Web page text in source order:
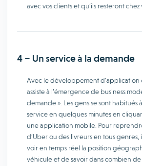
avec vos clients et qu’ils resteront chez
4 – Un service à la demande
Avec le développement d’application
assiste à l’émergence de business
demande ». Les gens se sont habitués
service en quelques minutes en
une application mobile. Pour
d’Uber ou des livreurs en tous genres,
voir en temps réel la position
véhicule et de savoir dans combien de